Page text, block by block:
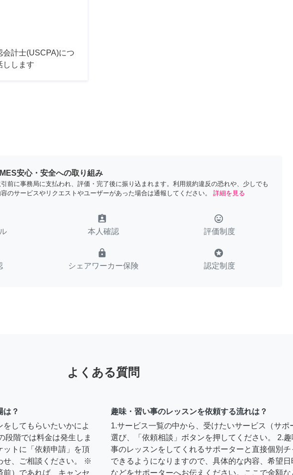
会計士(USCPA)につ
しします
安心・安全への取り組み
前に事務局に支払われ、評価・完了後に振り込まれます。利用規約違反の恐れや、少しでも
のサービスやリクエストやユーザーがあった場合は通報してください。
詳細を見る
assignment_ind
本人確認
tag_faces
評価制度
lock
シェアワーカー保険
stars
認定制度
よくある質問
は？
してもらいたいかによ
段階では料金は発生しま
ットに「依頼申請」を頂
せ、ご相談ください。 ※
）であれば、キャンセ
趣味・習い事のレッスンを依頼する流れは？
1.サービス一覧の中から、受けたいサービス（サポ
選び、「依頼相談」ボタンを押してください。 2.
事のレッスンをしてくれるサポーターと直接個別チ
できるようになりますので、具体的な内容、希望
などをサポーターへお伝えください。ここで金額